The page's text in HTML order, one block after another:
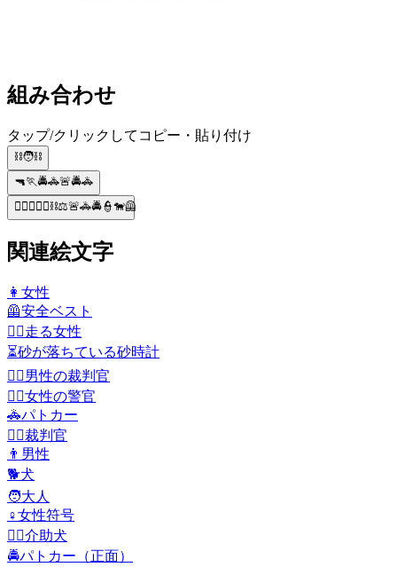
組み合わせ
タップ/クリックしてコピー・貼り付け
⛓️🧑⛓️
🔫🏃🚔🚓🚨🚔🚓
👨‍⚖️👮🏽‍♀️⛓️⚖️🚨🚓🚔👮🐕‍🦺
関連絵文字
👩 女性
🦺安全ベスト
🏃‍♀️走る女性
⏳砂が落ちている砂時計
👨‍⚖️男性の裁判官
👮‍♀️女性の警官
🚓パトカー
🧑‍⚖️裁判官
👨 男性
🐕犬
🧑大人
♀️女性符号
🐕‍🦺介助犬
🚔パトカー（正面）